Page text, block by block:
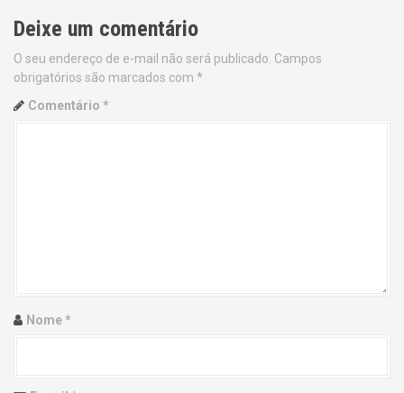
t
n
a
o
Deixe um comentário
O seu endereço de e-mail não será publicado. Campos
obrigatórios são marcados com *
Comentário *
Nome*